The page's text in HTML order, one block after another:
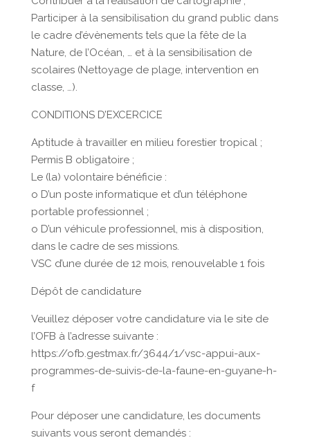
Participer à la sensibilisation du grand public dans
le cadre d’évènements tels que la fête de la
Nature, de l’Océan, … et à la sensibilisation de
scolaires (Nettoyage de plage, intervention en
classe, …).
CONDITIONS D’EXCERCICE
Aptitude à travailler en milieu forestier tropical ;
Permis B obligatoire ;
Le (la) volontaire bénéficie :
o D’un poste informatique et d’un téléphone
portable professionnel ;
o D’un véhicule professionnel, mis à disposition,
dans le cadre de ses missions.
VSC d’une durée de 12 mois, renouvelable 1 fois
Dépôt de candidature
Veuillez déposer votre candidature via le site de
l’OFB à l’adresse suivante :
https://ofb.gestmax.fr/3644/1/vsc-appui-aux-
programmes-de-suivis-de-la-faune-en-guyane-h-
f
Pour déposer une candidature, les documents
suivants vous seront demandés :